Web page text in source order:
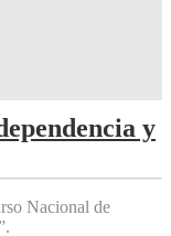
y
Nacional de